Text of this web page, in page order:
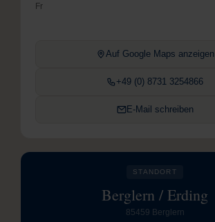
Fr
Auf Google Maps anzeigen
+49 (0) 8731 3254866
E-Mail schreiben
STANDORT
Berglern / Erding
85459 Berglern